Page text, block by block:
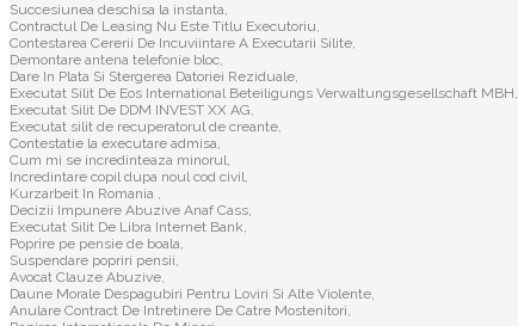
Succesiunea deschisa la instanta,
Contractul De Leasing Nu Este Titlu Executoriu,
Contestarea Cererii De Incuviintare A Executarii Silite,
Demontare antena telefonie bloc,
Dare In Plata Si Stergerea Datoriei Reziduale,
Executat Silit De Eos International Beteiligungs Verwaltungsgesellschaft MBH,
Executat Silit De DDM INVEST XX AG,
Executat silit de recuperatorul de creante,
Contestatie la executare admisa,
Cum mi se incredinteaza minorul,
Incredintare copil dupa noul cod civil,
Kurzarbeit In Romania ,
Decizii Impunere Abuzive Anaf Cass,
Executat Silit De Libra Internet Bank,
Poprire pe pensie de boala,
Suspendare popriri pensii,
Avocat Clauze Abuzive,
Daune Morale Despagubiri Pentru Loviri Si Alte Violente,
Anulare Contract De Intretinere De Catre Mostenitori,